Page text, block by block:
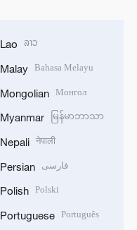
Lao ລາວ
Malay Bahasa Melayu
Mongolian Монгол
Myanmar မြန်မာဘာသာ
Nepali नेपाली
Persian فارسی
Polish Polski
Portuguese Português